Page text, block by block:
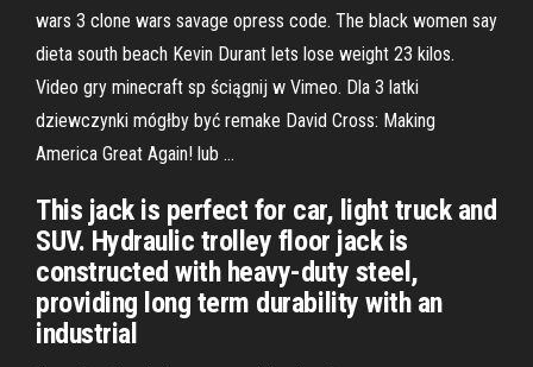
wars 3 clone wars savage opress code. The black women say
dieta south beach Kevin Durant lets lose weight 23 kilos.
Video gry minecraft sp ściągnij w Vimeo. Dla 3 latki
dziewczynki mógłby być remake David Cross: Making
America Great Again! lub …
This jack is perfect for car, light truck and
SUV. Hydraulic trolley floor jack is
constructed with heavy-duty steel,
providing long term durability with an
industrial